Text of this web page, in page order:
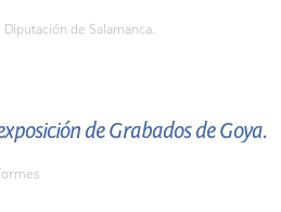
Diputación de Salamanca.
de Grabados de Goya.